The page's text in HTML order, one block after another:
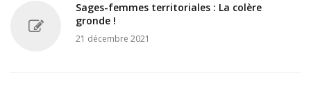
Sages-femmes territoriales : La colère
gronde !
21 décembre 2021